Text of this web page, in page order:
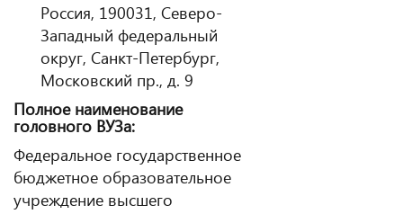
Россия, 190031, Северо-
Западный федеральный
округ, Санкт-Петербург,
Московский пр., д. 9
Полное наименование
головного ВУЗа:
Федеральное государственное
бюджетное образовательное
учреждение высшего